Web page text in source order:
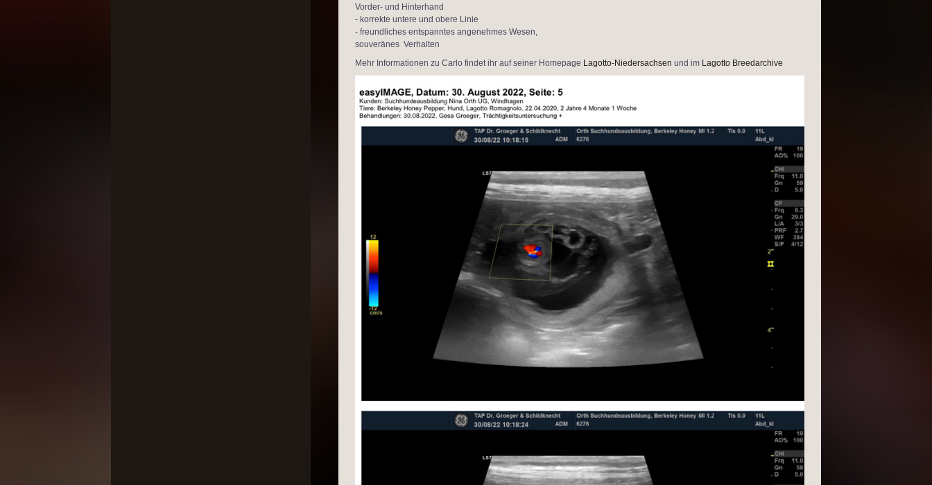
Vorder- und Hinterhand
- korrekte untere und obere Linie
- freundliches entspanntes angenehmes Wesen,
souveränes Verhalten
Mehr Informationen zu Carlo findet ihr auf seiner Homepage Lagotto-Niedersachsen und im Lagotto Breedarchive